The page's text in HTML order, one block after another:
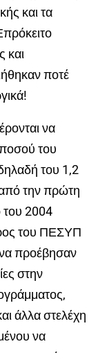
και τα
και
ποτέ
να
του
του 1,2
την πρώτη
2004
του ΠΕΣΥΠ
να προέβησαν
στην
άλλα στελέχη
να